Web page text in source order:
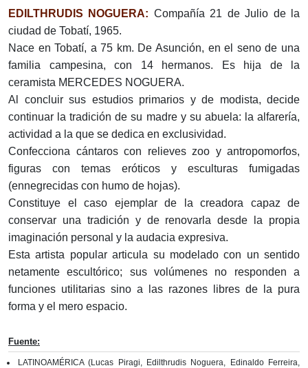
EDILTHRUDIS NOGUERA: Compañía 21 de Julio de la
ciudad de Tobatí, 1965.
Nace en Tobatí, a 75 km. De Asunción, en el seno de una
familia campesina, con 14 hermanos. Es hija de la
ceramista MERCEDES NOGUERA.
Al concluir sus estudios primarios y de modista, decide
continuar la tradición de su madre y su abuela: la alfarería,
actividad a la que se dedica en exclusividad.
Confecciona cántaros con relieves zoo y antropomorfos,
figuras con temas eróticos y esculturas fumigadas
(ennegrecidas con humo de hojas).
Constituye el caso ejemplar de la creadora capaz de
conservar una tradición y de renovarla desde la propia
imaginación personal y la audacia expresiva.
Esta artista popular articula su modelado con un sentido
netamente escultórico; sus volúmenes no responden a
funciones utilitarias sino a las razones libres de la pura
forma y el mero espacio.
Fuente:
LATINOAMÉRICA (Lucas Piragi, Edilthrudis Noguera, Edinaldo Ferreira,